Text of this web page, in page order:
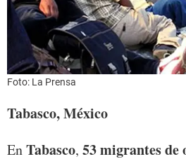
Foto: La Prensa
Tabasco, México
EnTabasco, 53 migrantes de